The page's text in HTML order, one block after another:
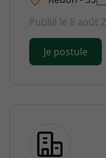
Publié le 8 août
Je postule